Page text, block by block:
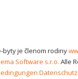
byty je členom rodiny
Software s.r.o. Alle